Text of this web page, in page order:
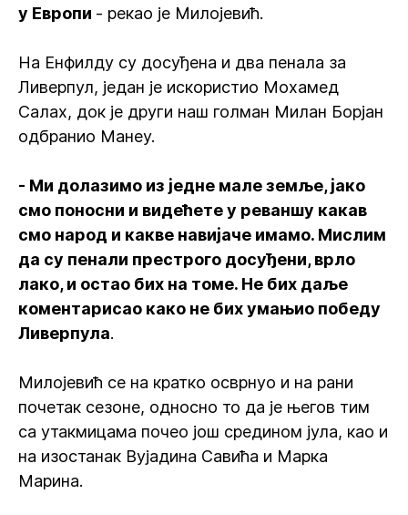
у Европи - рекао је Милојевић.
На Енфилду су досуђена и два пенала за
Ливерпул, један је искористио Мохамед
Салах, док је други наш голман Милан Борјан
одбранио Манеу.
- Ми долазимо из једне мале земље, јако
смо поносни и видећете у реваншу какав
смо народ и какве навијаче имамо. Мислим
да су пенали престрого досуђени, врло
лако, и остао бих на томе. Не бих даље
коментарисао како не бих умањио победу
Ливерпула.
Милојевић се на кратко осврнуо и на рани
почетак сезоне, односно то да је његов тим
са утакмицама почео још средином јула, као и
на изостанак Вујадина Савића и Марка
Марина.